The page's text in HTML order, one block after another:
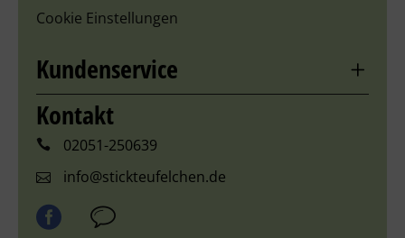
Cookie Einstellungen
Kundenservice
Kontakt
02051-250639
info@stickteufelchen.de